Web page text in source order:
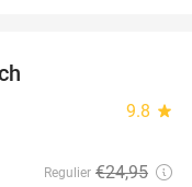
9.8 star
Regulier €24,95